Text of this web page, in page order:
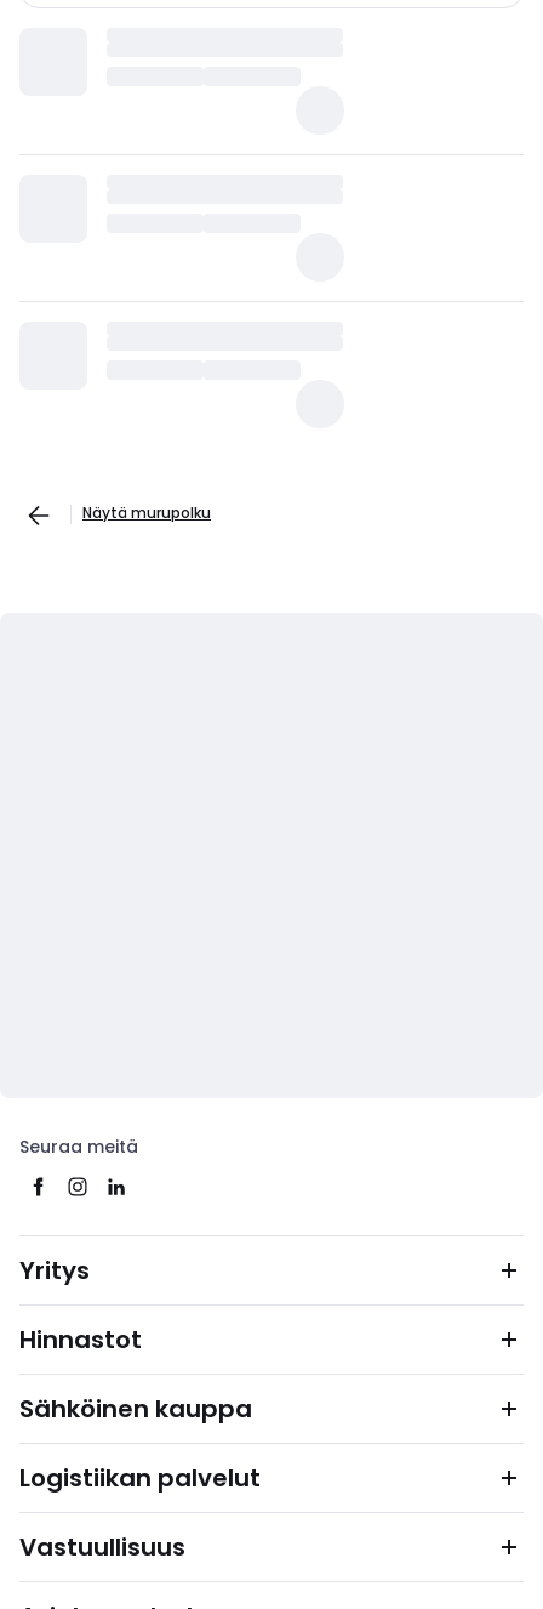
Näytä murupolku
Seuraa meitä
Yritys
Hinnastot
Sähköinen kauppa
Logistiikan palvelut
Vastuullisuus